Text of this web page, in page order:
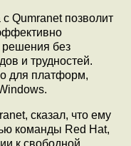
Qumranet позволит
решения без
и трудностей.
для платформ,
сказал, что ему
команды Red Hat,
к свободной